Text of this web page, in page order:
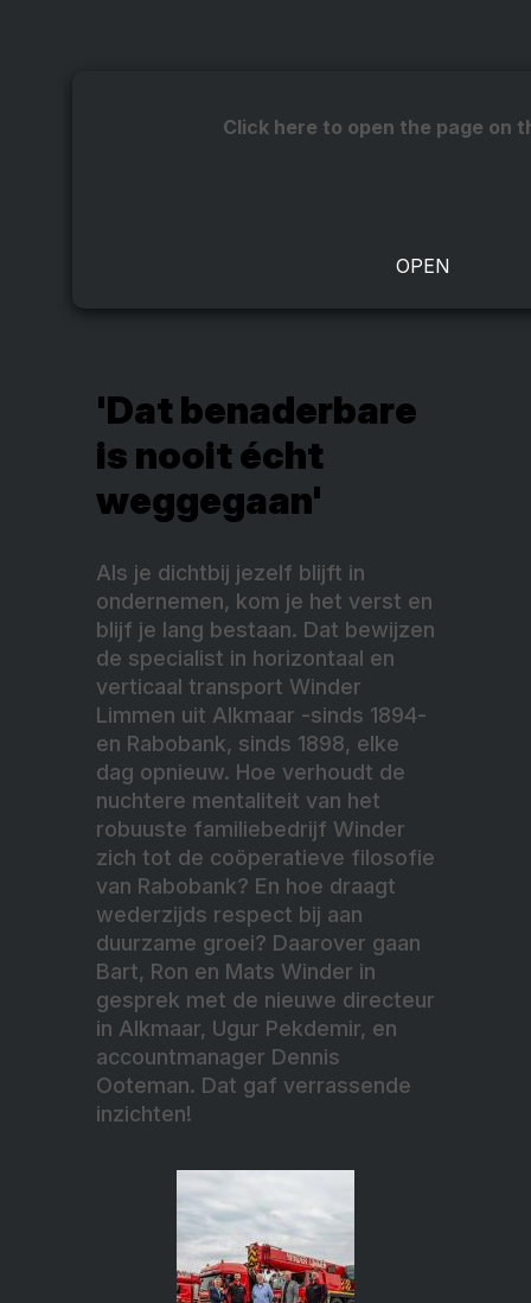
Click here to open the page on
'Dat benaderbare
is nooit écht
weggegaan'
Als je dichtbij jezelf blijft in
ondernemen, kom je het verst en
blijf je lang bestaan. Dat bewijzen
de specialist in horizontaal en
verticaal transport Winder
Limmen uit Alkmaar -sinds 1894-
en Rabobank, sinds 1898, elke
dag opnieuw. Hoe verhoudt de
nuchtere mentaliteit van het
robuuste familiebedrijf Winder
zich tot de coöperatieve filosofie
van Rabobank? En hoe draagt
wederzijds respect bij aan
duurzame groei? Daarover gaan
Bart, Ron en Mats Winder in
gesprek met de nieuwe directeur
in Alkmaar, Ugur Pekdemir, en
accountmanager Dennis
Ooteman. Dat gaf verrassende
inzichten!